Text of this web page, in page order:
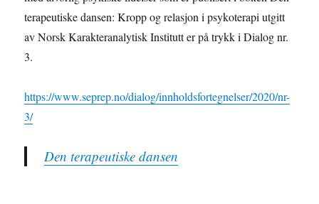
terapeutiske dansen: Kropp og relasjon i psykoterapi utgitt
av Norsk Karakteranalytisk Institutt er på trykk i Dialog nr.
3.
https://www.seprep.no/dialog/innholdsfortegnelser/2020/nr-
3/
Den terapeutiske dansen